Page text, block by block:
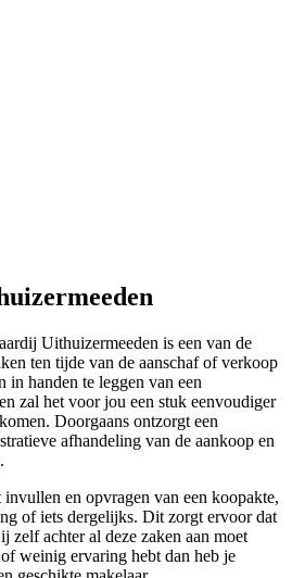
Uithuizermeeden is een van de
ten tijde van de aanschaf of verkoop
in handen te leggen van een
zal het voor jou een stuk eenvoudiger
Doorgaans ontzorgt een
afhandeling van de aankoop en
invullen en opvragen van een koopakte,
of iets dergelijks. Dit zorgt ervoor dat
zelf achter al deze zaken aan moet
weinig ervaring hebt dan heb je